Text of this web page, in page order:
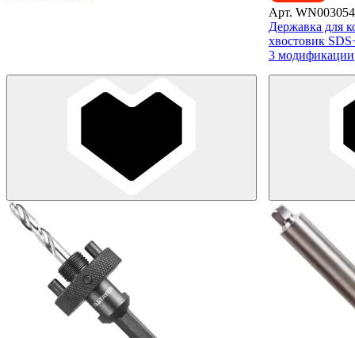
Арт.
Державка для
хвостовик
3 модификации